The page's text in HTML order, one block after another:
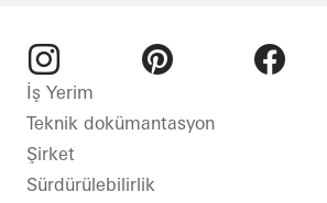
Instagram
İş Yerim
Teknik dokümantasyon
Şirket
Sürdürülebilirlik